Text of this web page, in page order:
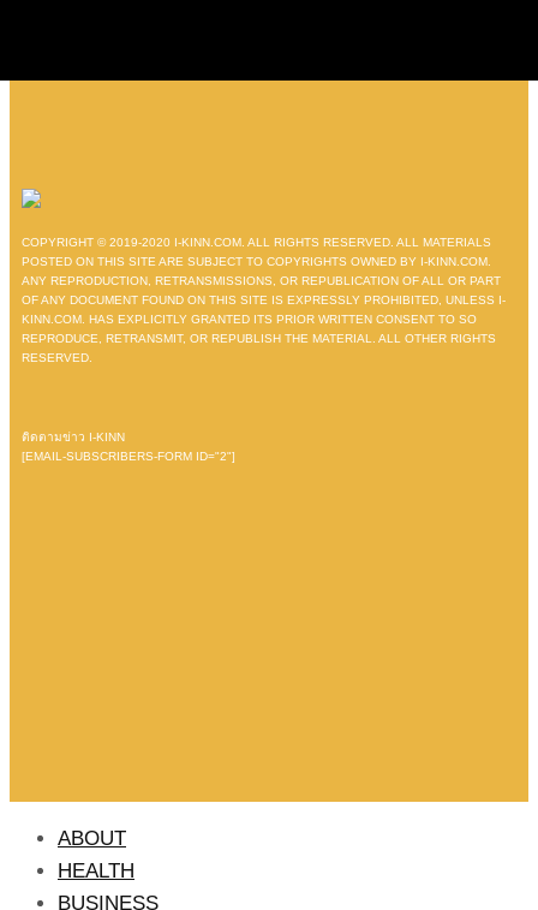
COPYRIGHT © 2019-2020 I-KINN.COM. ALL RIGHTS RESERVED. ALL MATERIALS
POSTED ON THIS SITE ARE SUBJECT TO COPYRIGHTS OWNED BY I-KINN.COM.
ANY REPRODUCTION, RETRANSMISSIONS, OR REPUBLICATION OF ALL OR PART
OF ANY DOCUMENT FOUND ON THIS SITE IS EXPRESSLY PROHIBITED, UNLESS I-
KINN.COM. HAS EXPLICITLY GRANTED ITS PRIOR WRITTEN CONSENT TO SO
REPRODUCE, RETRANSMIT, OR REPUBLISH THE MATERIAL. ALL OTHER RIGHTS
RESERVED.
ติดตามข่าว I-KINN
[EMAIL-SUBSCRIBERS-FORM ID="2"]
ABOUT
HEALTH
BUSINESS